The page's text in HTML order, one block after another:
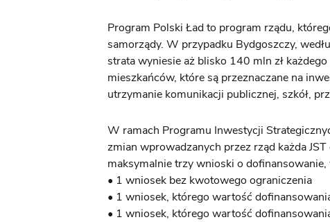
Program Polski Ład to program rządu,
samorządy. W przypadku Bydgoszczy,
strata wyniesie aż blisko 140 mln zł
mieszkańców, które są przeznaczane na
utrzymanie komunikacji publicznej, szkół,
W ramach Programu Inwestycji
zmian wprowadzanych przez rząd każda JST
maksymalnie trzy wnioski o dofinansowanie,
• 1 wniosek bez kwotowego ograniczenia
• 1 wniosek, którego wartość
• 1 wniosek, którego wartość